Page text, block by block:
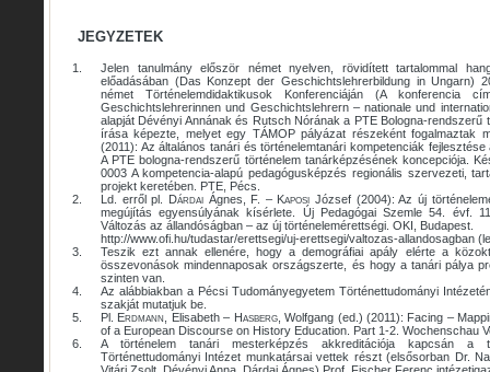
JEGYZETEK
1.
Jelen tanulmány először német nyelven, rövidített tartalommal
előadásában (Das Konzept der Geschichtslehrerbildung in Ungarn)
német Történelemdidaktikusok Konferenciáján (A konferencia
Geschichtslehrerinnen und Geschichtslehrern – nationale und
alapját Dévényi Annának és Rutsch Nórának a PTE Bologna-rendszerű
írása képezte, melyet egy TÁMOP pályázat részeként fogalmaztak
(2011): Az általános tanári és történelemtanári kompetenciák
A PTE bologna-rendszerű történelem tanárképzésének koncepciója.
0003 A kompetencia-alapú pedagógusképzés regionális szervezeti,
projekt keretében. PTE, Pécs.
2.
Ld. erről pl. DárdaiÁgnes, F. – Kaposi József (2004): Az új
megújítás egyensúlyának kísérlete. Új Pedagógai Szemle 54. évf.
Változás az állandóságban – az új történelemérettségi. OKI, Budapest.
http://www.ofi.hu/tudastar/erettsegi/uj-erettsegi/valtozas-allandosagban
3.
Teszik ezt annak ellenére, hogy a demográfiai apály elérte a
összevonások mindennaposak országszerte, és hogy a tanári pálya
szinten van.
4.
Az alábbiakban a Pécsi Tudományegyetem Történettudományi
szakját mutatjuk be.
5.
Pl. Erdmann , Elisabeth – Hasberg, Wolfgang (ed.) (2011): Facing –
of a European Discourse on History Education. Part 1-2. Wochenschau
6.
A történelem tanári mesterképzés akkreditációja kapcsán a
Történettudományi Intézet munkatársai vettek részt (elsősorban Dr.
Vitári Zsolt, Dévényi Anna, Dárdai Ágnes) Prof. Fischer Ferenc